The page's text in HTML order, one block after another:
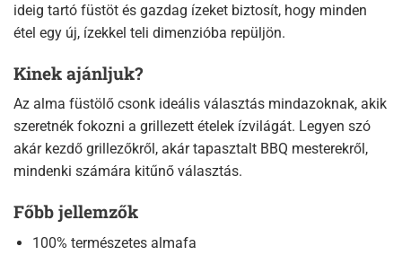
ideig tartó füstöt és gazdag ízeket biztosít, hogy minden
étel egy új, ízekkel teli dimenzióba repüljön.
Kinek ajánljuk?
Az alma füstölő csonk ideális választás mindazoknak, akik
szeretnék fokozni a grillezett ételek ízvilágát. Legyen szó
akár kezdő grillezőkről, akár tapasztalt BBQ mesterekről,
mindenki számára kitűnő választás.
Főbb jellemzők
100% természetes almafa